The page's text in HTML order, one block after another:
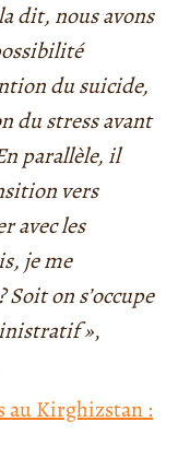
dit, nous avons
du suicide,
du stress avant
parallèle, il
vers
avec les
je me
on s’occupe
»,
au Kirghizstan :